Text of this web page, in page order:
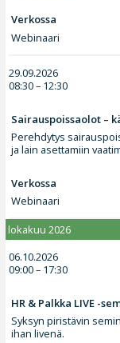
Verkossa
Webinaari
29.09.2026
08:30 – 12:30
Sairauspoissaolot –
Perehdytys
ja lain asettamiin
Verkossa
Webinaari
lokakuu 2026
06.10.2026
09:00 – 17:30
HR & Palkka LIVE -
Syksyn piristävin
ihan livenä.